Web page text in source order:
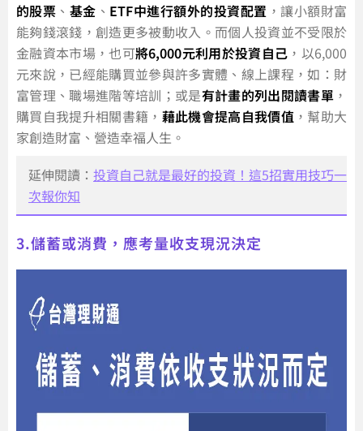
的股票 、 基金 、 ETF中進行額外的投資配置 ，讓小額財富
能夠錢滾錢，創造更多被動收入。而個人投資並不受限於
金融資本市場，也可將6,000元利用於投資自己 ，以6,000
元來說，已經能購買並參與許多實體、線上課程，如：財
富管理、職場進階等培訓；或是有計畫的列出閱讀書單 ，
購買自我提升相關書籍， 藉此機會提高自我價值 ，幫助大
家創造財富、營造幸福人生。
延伸閱讀： 投資自己就是最好的投資！這5招實用技巧一
次報你知
3.儲蓄或消費，應考量收支現況決定